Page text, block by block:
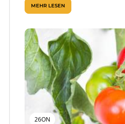
MEHR LESEN
26ON